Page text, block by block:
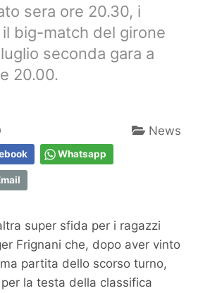
sera ore 20.30, i
big-match del girone
seconda gara a
20.00.
News
Whatsapp
super sfida per i ragazzi
Frignani che, dopo aver vinto
partita dello scorso turno,
la testa della classifica